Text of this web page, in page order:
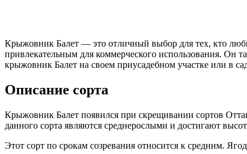
Крыжовник Балет — это отличный выбор для тех, кто
привлекательным для коммерческого использования. Он
крыжовник Балет на своем приусадебном участке или в
Описание сорта
Крыжовник Балет появился при скрещивании сортов
данного сорта являются среднерослыми и достигают
Этот сорт по срокам созревания относится к средним.